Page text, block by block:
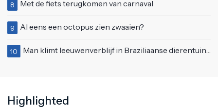
8 Met de fiets terugkomen van carnaval
9 Al eens een octopus zien zwaaien?
10 Man klimt leeuwenverblijf in Braziliaanse dierentuin en overleeft het niet
Highlighted